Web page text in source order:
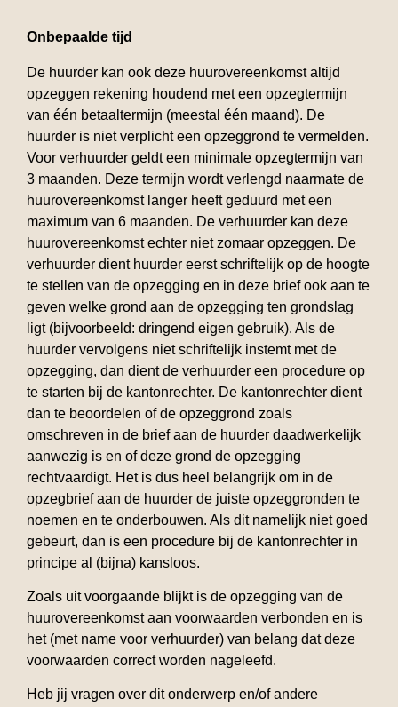
Onbepaalde tijd
De huurder kan ook deze huurovereenkomst altijd
opzeggen rekening houdend met een opzegtermijn
van één betaaltermijn (meestal één maand). De
huurder is niet verplicht een opzeggrond te vermelden.
Voor verhuurder geldt een minimale opzegtermijn van
3 maanden. Deze termijn wordt verlengd naarmate de
huurovereenkomst langer heeft geduurd met een
maximum van 6 maanden. De verhuurder kan deze
huurovereenkomst echter niet zomaar opzeggen. De
verhuurder dient huurder eerst schriftelijk op de hoogte
te stellen van de opzegging en in deze brief ook aan te
geven welke grond aan de opzegging ten grondslag
ligt (bijvoorbeeld: dringend eigen gebruik). Als de
huurder vervolgens niet schriftelijk instemt met de
opzegging, dan dient de verhuurder een procedure op
te starten bij de kantonrechter. De kantonrechter dient
dan te beoordelen of de opzeggrond zoals
omschreven in de brief aan de huurder daadwerkelijk
aanwezig is en of deze grond de opzegging
rechtvaardigt. Het is dus heel belangrijk om in de
opzegbrief aan de huurder de juiste opzeggronden te
noemen en te onderbouwen. Als dit namelijk niet goed
gebeurt, dan is een procedure bij de kantonrechter in
principe al (bijna) kansloos.
Zoals uit voorgaande blijkt is de opzegging van de
huurovereenkomst aan voorwaarden verbonden en is
het (met name voor verhuurder) van belang dat deze
voorwaarden correct worden nageleefd.
Heb jij vragen over dit onderwerp en/of andere